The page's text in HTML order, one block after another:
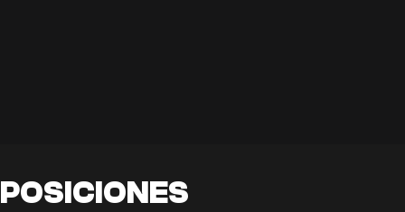
POSICIONES